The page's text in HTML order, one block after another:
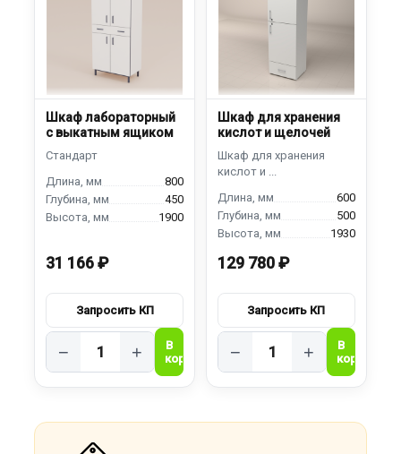
Шкаф лабораторный
с выкатным ящиком
800
450
1900
31 166 ₽
− +
Шкаф для хранения
кислот и щелочей
600
500
1930
129 780 ₽
− +